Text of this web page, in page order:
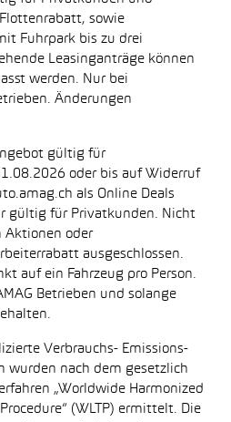
sowie
Fuhrpark bis zu drei
Leasinganträge können
werden. Nur bei
Änderungen
gültig für
oder bis auf Widerruf
als Online Deals
gültig für Privatkunden. Nicht
Aktionen oder
ausgeschlossen.
auf ein Fahrzeug pro Person.
Betrieben und solange
Verbrauchs- Emissions-
wurden nach dem gesetzlich
„Worldwide Harmonized
(WLTP) ermittelt. Die